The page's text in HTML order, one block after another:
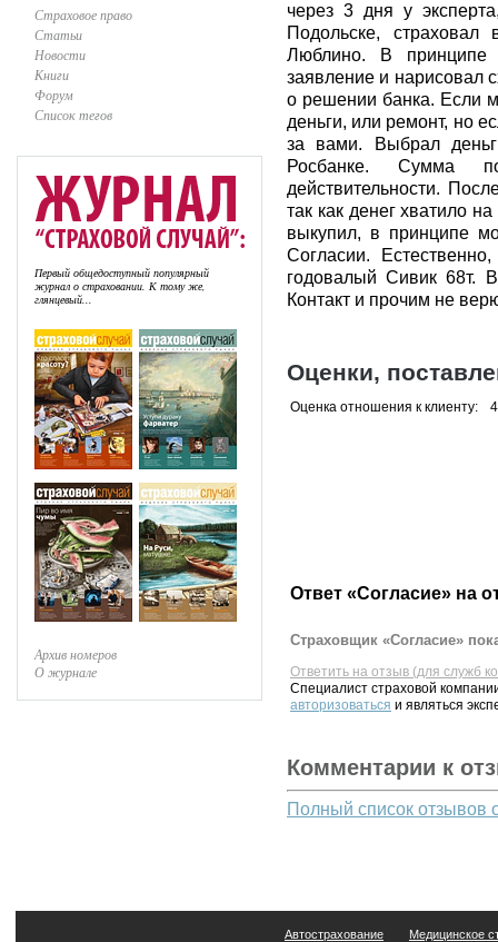
Страховое право
Статьи
Новости
Книги
Форум
Список тегов
Первый общедоступный популярный
журнал о страховании. К тому же,
глянцевый...
Архив номеров
О журнале
через 3 дня у
Подольске,
Люблино. В принципе
заявление и нарисовал
о решении банка. Если
деньги, или ремонт, но
за вами. Выбрал
Росбанке. Сумма по
действительности.
так как денег хватило
выкупил, в принципе
Согласии.
годовалый Сивик
Контакт и прочим не
Оценки,
Оценка отношения к клиенту: 4
Ответ «Согласие» на
Страховщик «Согласие»
Ответить на отзыв (для служб
Специалист страховой
авторизоваться и являться
Комментарии к
Полный список отзывов
Автострахование Медицинское